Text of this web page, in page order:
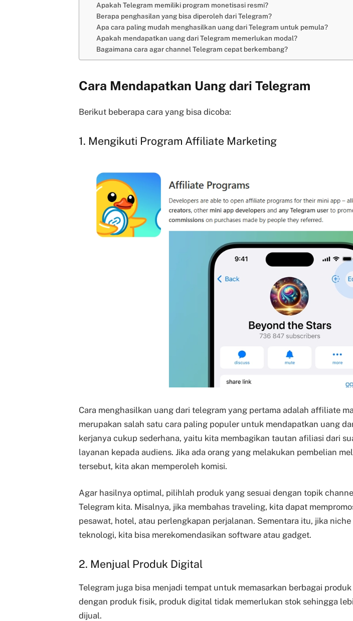
Apakah Telegram memiliki program monetisasi resmi?
Berapa penghasilan yang bisa diperoleh dari Telegram?
Apa cara paling mudah menghasilkan uang dari Telegram untuk pemula?
Apakah mendapatkan uang dari Telegram memerlukan modal?
Bagaimana cara agar channel Telegram cepat berkembang?
Cara Mendapatkan Uang dari Telegram
Berikut beberapa cara yang bisa dicoba:
1. Mengikuti Program Affiliate Marketing
Cara menghasilkan uang dari telegram yang pertama adalah affiliate
merupakan salah satu cara paling populer untuk mendapatkan uang
kerjanya cukup sederhana, yaitu kita membagikan tautan afiliasi dari
layanan kepada audiens. Jika ada orang yang melakukan pembelian
tersebut, kita akan memperoleh komisi.
Agar hasilnya optimal, pilihlah produk yang sesuai dengan topik
Telegram kita. Misalnya, jika membahas traveling, kita dapat
pesawat, hotel, atau perlengkapan perjalanan. Sementara itu, jika
teknologi, kita bisa merekomendasikan software atau gadget.
2. Menjual Produk Digital
Telegram juga bisa menjadi tempat untuk memasarkan berbagai
dengan produk fisik, produk digital tidak memerlukan stok sehingga
dijual.